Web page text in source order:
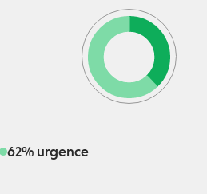
62% urgence